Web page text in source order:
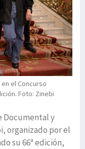
el Concurso
Foto: Zinebi
Documental y
organizado por el
su 66ª edición,